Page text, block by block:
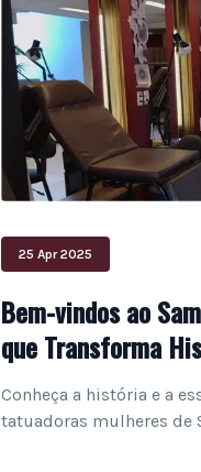
25 Apr 2025
Bem-vindos ao
que Transforma
Conheça a história e a
tatuadoras mulheres de